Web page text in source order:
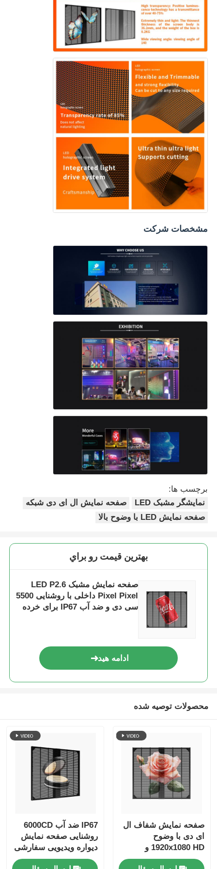
مشخصات شرکت
برچسب ها:
نمایشگر مشبک LED
صفحه نمایش ال ای دی شبکه
صفحه نمایش LED با وضوح بالا
بهترين قيمت رو براي
صفحه نمایش مشبک LED P2.6
Pixel Pixel داخلی با روشنایی 5500
سی دی و ضد آب IP67 برای خرده
ادامه هید
محصولات توصیه شده
صفحه نمایش شفاف ال
ای دی با وضوح
1920x1080 HD و
روشنایی 1500cd صفحه
IP67 ضد آب 6000CD
روشنایی صفحه نمایش
دیواره ویدیویی سفارشی
برای تبلیغات